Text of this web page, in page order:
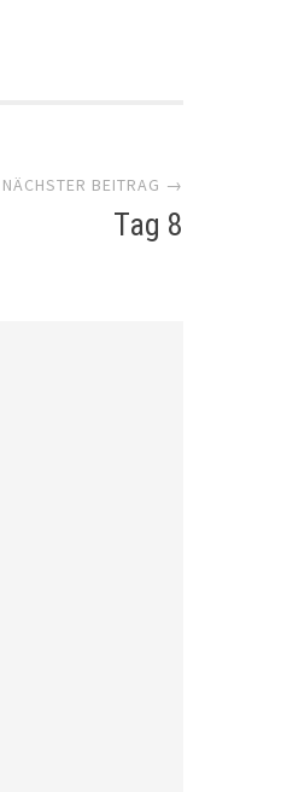
NÄCHSTER BEITRAG →
Tag 8